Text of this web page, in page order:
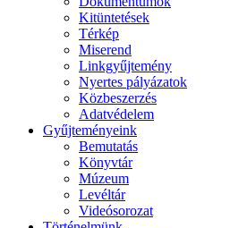
Kitüntetések
Térkép
Miserend
Linkgyűjtemény
Nyertes pályázatok
Közbeszerzés
Adatvédelem
Gyűjteményeink
Bemutatás
Könyvtár
Múzeum
Levéltár
Videósorozat